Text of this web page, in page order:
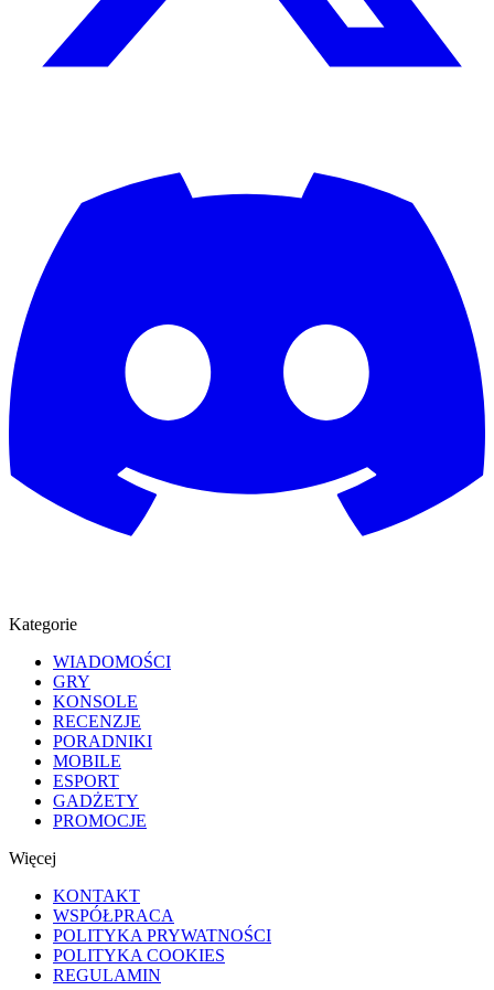
Kategorie
WIADOMOŚCI
GRY
KONSOLE
RECENZJE
PORADNIKI
MOBILE
ESPORT
GADŻETY
PROMOCJE
Więcej
KONTAKT
WSPÓŁPRACA
POLITYKA PRYWATNOŚCI
POLITYKA COOKIES
REGULAMIN